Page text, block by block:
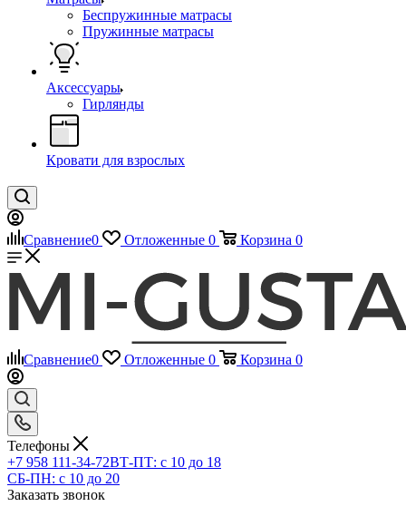
Беспружинные матрасы
Пружинные матрасы
Аксессуары
Гирлянды
Кровати для взрослых
Сравнение0 Отложенные 0 Корзина 0
Сравнение0 Отложенные 0 Корзина 0
Телефоны
+7 958 111-34-72ВТ-ПТ: с 10 до 18
СБ-ПН: с 10 до 20
Заказать звонок